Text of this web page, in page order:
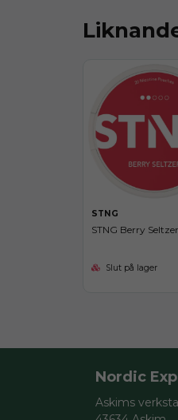
STNG
STNG Berry Seltzer
Slut på lager
Nordic
Askims